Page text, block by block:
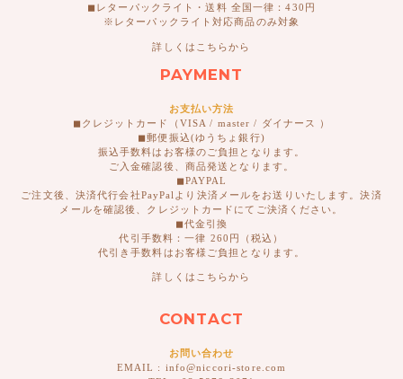
◼︎レターパックライト・送料 全国一律：430円
※レターパックライト対応商品のみ対象
詳しくはこちらから
PAYMENT
お支払い方法
◼︎クレジットカード（VISA / master / ダイナース ）
◼︎郵便振込(ゆうちょ銀行)
振込手数料はお客様のご負担となります。
ご入金確認後、商品発送となります。
◼︎PAYPAL
ご注文後、決済代行会社PayPalより決済メールをお送りいたします。決済
メールを確認後、クレジットカードにてご決済ください。
◼︎代金引換
代引手数料：一律 260円（税込）
代引き手数料はお客様ご負担となります。
詳しくはこちらから
CONTACT
お問い合わせ
EMAIL : info@niccori-store.com